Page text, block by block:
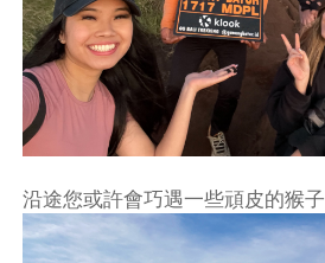
沿途您或許會巧遇一些頑皮的猴子